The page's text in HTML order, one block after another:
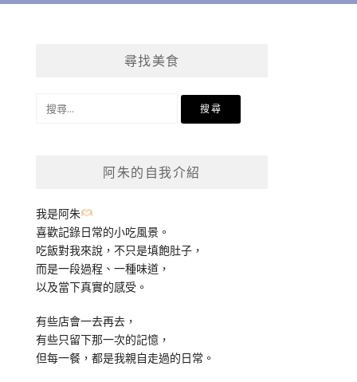
尋找美食
阿朱的自我介紹
我是阿朱
喜歡記錄日常的小吃風景。
吃飯對我來說，不只是填飽肚子，
而是一段過程、一種味道，
以及當下真實的感受。
有些店會一去再去，
有些只留下那一次的記憶，
但每一餐，都是我親自走過的日常。